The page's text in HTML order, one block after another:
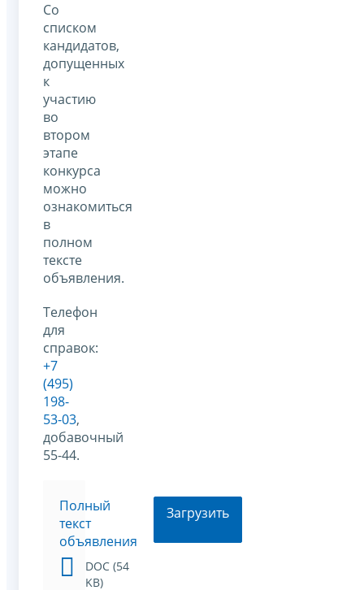
Со
списком
кандидатов,
допущенных
к
участию
во
втором
этапе
конкурса
можно
ознакомиться
в
полном
тексте
объявления.
Телефон
для
справок:
+7
(495)
198-
53-03,
добавочный
55-44.
Полный
текст
объявления
DOC (54
KB)
Загрузить